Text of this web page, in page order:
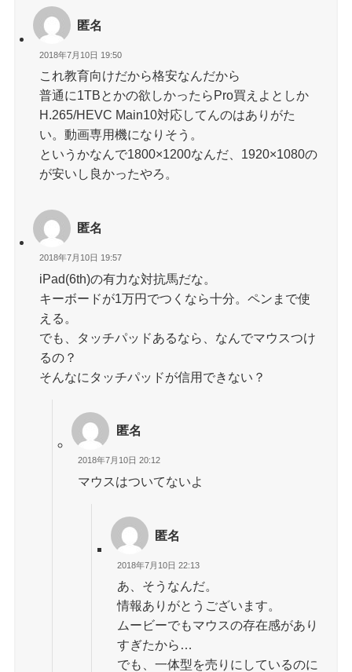
匿名
2018年7月10日 19:50
これ教育向けだから格安なんだから
普通に1TBとかの欲しかったらPro買えよとしか
H.265/HEVC Main10対応してんのはありがた
い。動画専用機になりそう。
というかなんで1800×1200なんだ、1920×1080の
が安いし良かったやろ。
匿名
2018年7月10日 19:57
iPad(6th)の有力な対抗馬だな。
キーボードが1万円でつくなら十分。ペンまで使
える。
でも、タッチパッドあるなら、なんでマウスつけ
るの？
そんなにタッチパッドが信用できない？
匿名
2018年7月10日 20:12
マウスはついてないよ
匿名
2018年7月10日 22:13
あ、そうなんだ。
情報ありがとうございます。
ムービーでもマウスの存在感があり
すぎたから…
でも、一体型を売りにしているのに